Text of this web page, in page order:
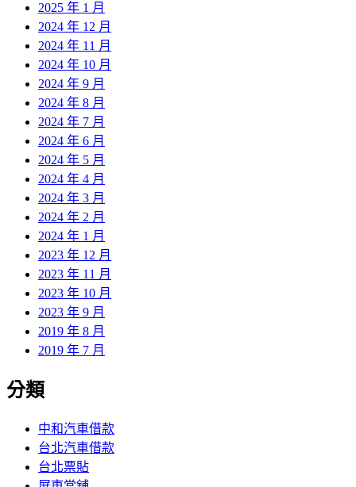
2025 年 1 月
2024 年 12 月
2024 年 11 月
2024 年 10 月
2024 年 9 月
2024 年 8 月
2024 年 7 月
2024 年 6 月
2024 年 5 月
2024 年 4 月
2024 年 3 月
2024 年 2 月
2024 年 1 月
2023 年 12 月
2023 年 11 月
2023 年 10 月
2023 年 9 月
2019 年 8 月
2019 年 7 月
分類
中和汽車借款
台北汽車借款
台北票貼